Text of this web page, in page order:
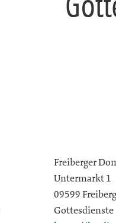
Freiberger
Untermarkt 1
09599 Freiberg
Gottesdienste